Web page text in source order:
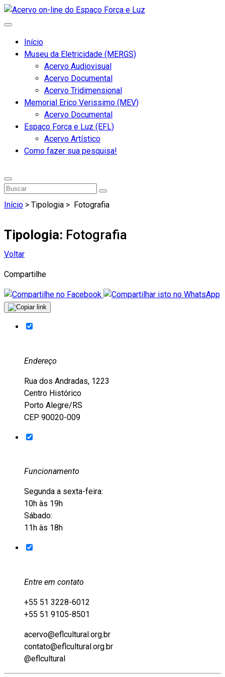
Início
Museu da Eletricidade (MERGS)
Acervo Audiovisual
Acervo Documental
Acervo Tridimensional
Memorial Erico Verissimo (MEV)
Acervo Documental
Espaço Força e Luz (EFL)
Acervo Artístico
Como fazer sua pesquisa!
Início > Tipologia > Fotografia
Tipologia: Fotografia
Voltar
Compartilhe
Endereço
Rua dos Andradas, 1223
Centro Histórico
Porto Alegre/RS
CEP 90020-009
Funcionamento
Segunda a sexta-feira:
10h às 19h
Sábado:
11h às 18h
Entre em contato
+55 51 3228-6012
+55 51 9105-8501
acervo@eflcultural.org.br
contato@eflcultural.org.br
@eflcultural